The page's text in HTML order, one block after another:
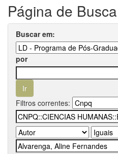
Página de Busca
Buscar em:
por
Filtros correntes: